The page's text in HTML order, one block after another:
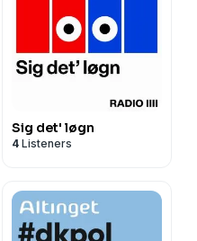
Sig det' løgn
4 Listeners